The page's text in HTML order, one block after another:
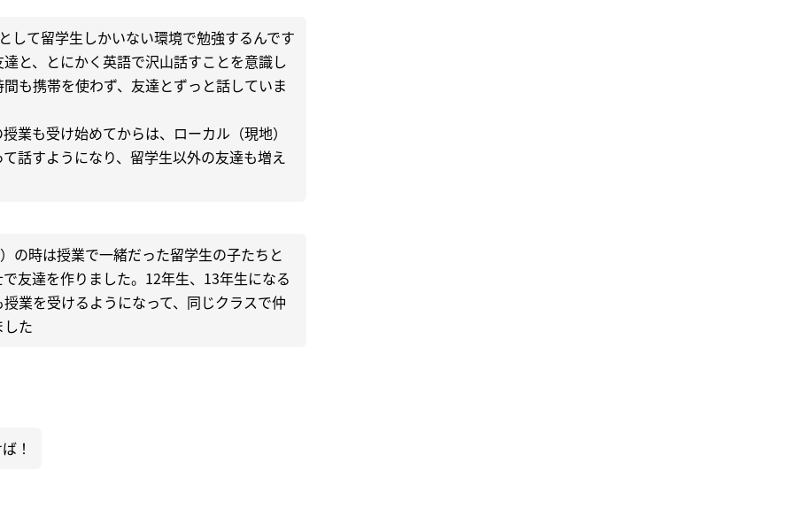
して留学生しかいない環境で勉強するんです
と、とにかく英語で沢山話すことを意識し
も携帯を使わず、友達とずっと話していま
業も受け始めてからは、ローカル（現地）
話すようになり、留学生以外の友達も増え
の時は授業で一緒だった留学生の子たちと
友達を作りました。12年生、13年生になる
業を受けるようになって、同じクラスで仲
した
！